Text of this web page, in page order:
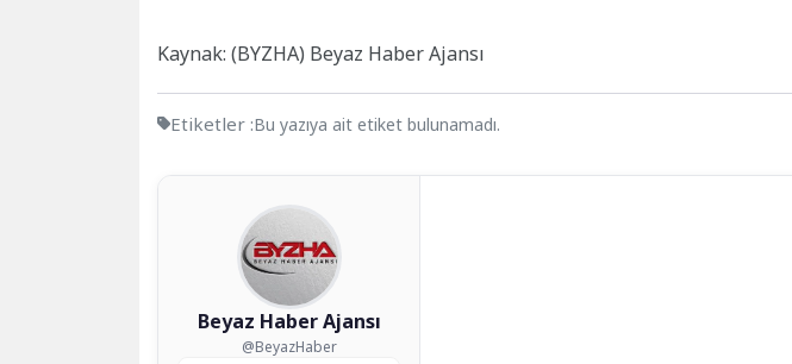
Kaynak: (BYZHA) Beyaz Haber Ajansı
Etiketler :Bu yazıya ait etiket bulunamadı.
Beyaz Haber Ajansı
@BeyazHaber